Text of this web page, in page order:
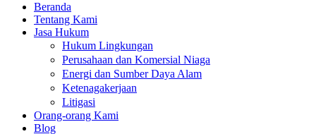
Beranda
Tentang Kami
Jasa Hukum
Hukum Lingkungan
Perusahaan dan Komersial Niaga
Energi dan Sumber Daya Alam
Ketenagakerjaan
Litigasi
Orang-orang Kami
Blog